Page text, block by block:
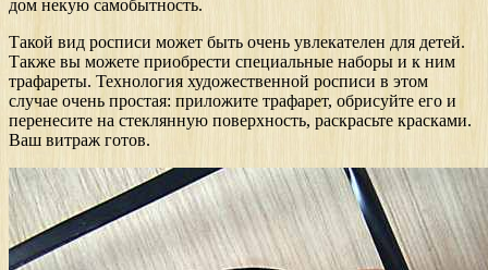
дом некую самобытность.
Такой вид росписи может быть очень увлекателен для детей.
Также вы можете приобрести специальные наборы и к ним
трафареты. Технология художественной росписи в этом
случае очень простая: приложите трафарет, обрисуйте его и
перенесите на стеклянную поверхность, раскрасьте красками.
Ваш витраж готов.